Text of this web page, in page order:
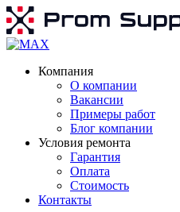
Компания
О компании
Вакансии
Примеры работ
Блог компании
Условия ремонта
Гарантия
Оплата
Стоимость
Контакты